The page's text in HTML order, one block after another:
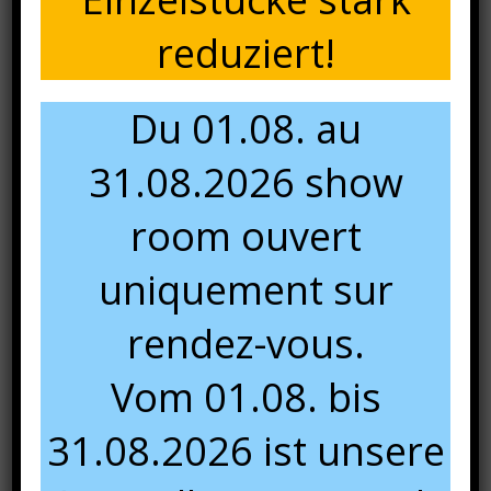
gris métallique D12 darktaupe
reduziert!
Du 01.08. au
31.08.2026 show
room ouvert
uniquement sur
rendez-vous.
Vom 01.08. bis
31.08.2026 ist unsere